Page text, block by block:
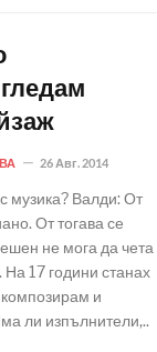
26 Авг. 2014
музика? Валди: От
От тогава се
не мога да чета
17 години станах
композирам и
ли изпълнители,..